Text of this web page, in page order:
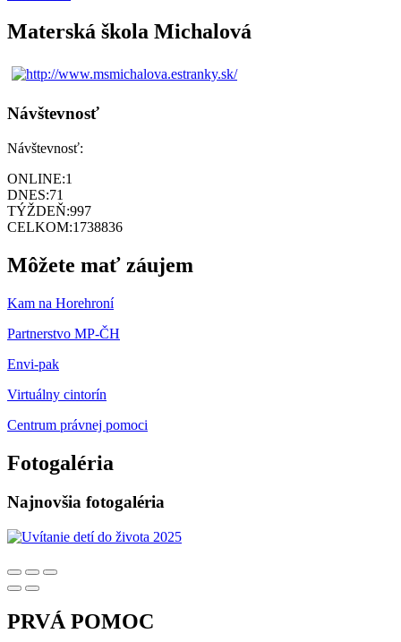
Materská škola Michalová
Návštevnosť
Návštevnosť:
ONLINE:1
DNES:71
TÝŽDEŇ:997
CELKOM:1738836
Môžete mať záujem
Kam na Horehroní
Partnerstvo MP-ČH
Envi-pak
Virtuálny cintorín
Centrum právnej pomoci
Fotogaléria
Najnovšia fotogaléria
PRVÁ POMOC